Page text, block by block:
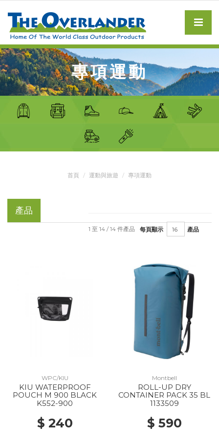
專項運動
首頁 運動與旅遊 專項運動
產品
每頁顯示 產品
1 至 14 / 14 件產品
WPC/KIU
KIU WATERPROOF
POUCH M 900 BLACK
K552-900
$ 240
Montbell
ROLL-UP DRY
CONTAINER PACK 35 BL
1133509
$ 590